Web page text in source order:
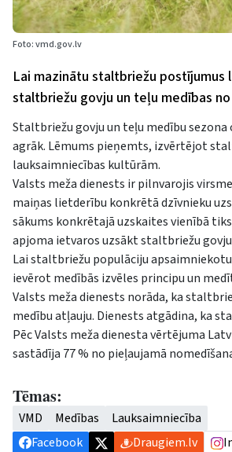
Foto: vmd.gov.lv
Lai mazinātu staltbriežu
staltbriežu govju un teļu medības
Staltbriežu govju un teļu medību sezona
agrāk. Lēmums pieņemts, izvērtējot
lauksaimniecības kultūrām.
Valsts meža dienests ir pilnvarojis
maiņas lietderību konkrētā dzīvnieku
sākums konkrētajā uzskaites vienībā
apjoma ietvaros uzsākt staltbriežu
Lai staltbriežu populāciju
ievērot medībās izvēles principu un
Valsts meža dienests norāda, ka
medību atļauju. Dienests atgādina, ka
Pēc Valsts meža dienesta vērtējuma
sastādīja 77 % no pieļaujamā
Tēmas:
VMD Medības
Lauksaimniecība
Facebook
Draugiem.lv